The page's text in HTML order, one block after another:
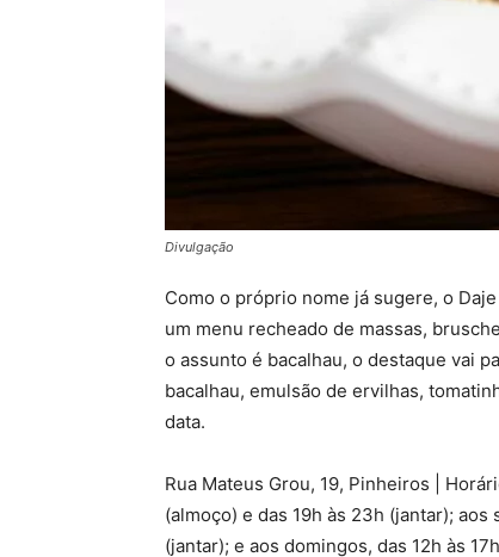
Divulgação
Como o próprio nome já sugere, o
um menu recheado de massas,
o assunto é bacalhau, o destaque vai
bacalhau, emulsão de ervilhas,
data.
Rua Mateus Grou, 19, Pinheiros |
(almoço) e das 19h às 23h (jantar); aos
(jantar); e aos domingos, das 12h às